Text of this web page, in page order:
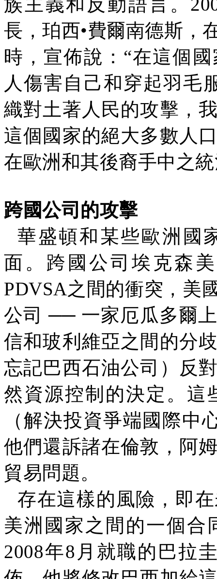
長，珀西•費爾南德斯，
時，宣佈說：“在這個
人傷害自己和穿起羽毛
織對土著人民的攻擊，
這個國家的絕大多數人
在歐洲和其後裔手中之
跨國公司 的攻擊
華盛頓和某些歐洲國
面。跨國公司埃克森
PDVSA之間的衝突，美
公司 ── 一家厄瓜多爾
信和玻利維亞之間的分
忘記巴西石油公司）反
然資源控制的決定。這
（解決投資爭端國際中
他們還訴諸在倫敦，阿
貿易問題。
存在這樣的風險，即
美洲國家之間的一個合
2008年8 月就職的巴拉